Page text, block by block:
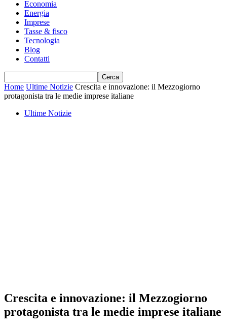
Economia
Energia
Imprese
Tasse & fisco
Tecnologia
Blog
Contatti
Home Ultime Notizie Crescita e innovazione: il Mezzogiorno
protagonista tra le medie imprese italiane
Ultime Notizie
Crescita e innovazione: il Mezzogiorno
protagonista tra le medie imprese italiane